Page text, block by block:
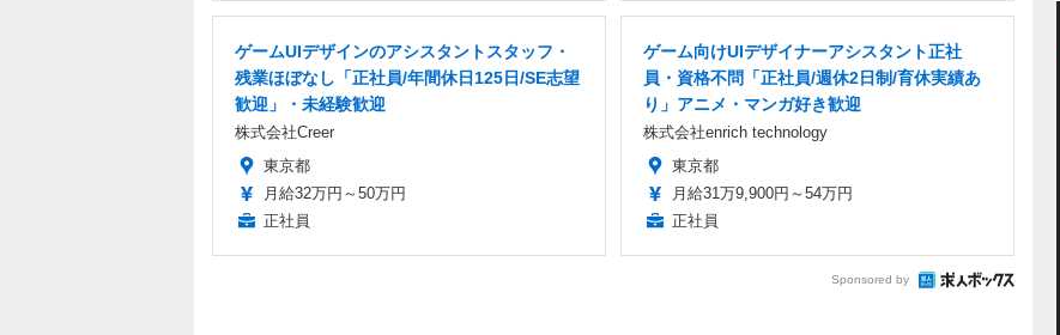
ゲームUIデザインのアシスタントスタッフ・
残業ほぼなし「正社員/年間休日125日/SE志望
歓迎」・未経験歓迎
株式会社Creer
東京都
月給32万円～50万円
正社員
ゲーム向けUIデザイナーアシスタント正社
員・資格不問「正社員/週休2日制/育休実績あ
り」アニメ・マンガ好き歓迎
株式会社enrich technology
東京都
月給31万9,900円～54万円
正社員
Sponsored by